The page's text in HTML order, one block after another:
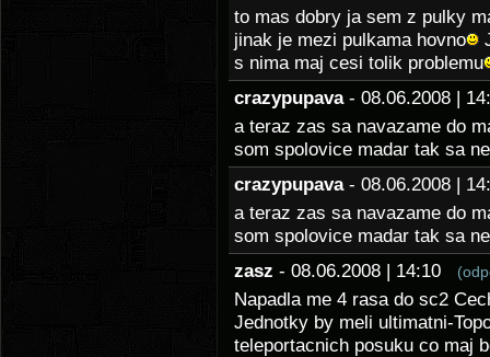
to mas dobry ja sem z pulky
jinak je mezi pulkama hovno
s nima maj cesi tolik problemu
crazypupava - 08.06.2008 |
a teraz zas sa navazame do
som spolovice madar tak sa
crazypupava - 08.06.2008 |
a teraz zas sa navazame do
som spolovice madar tak sa
zasz - 08.06.2008 | 14:10
Napadla me 4 rasa do sc2
Jednotky by meli ultimatni-
teleportacnich posuku co maj